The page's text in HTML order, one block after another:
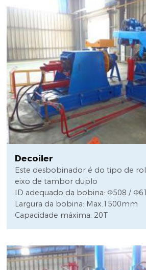
Decoiler
Este desbobinador é do tipo de
eixo de tambor duplo
ID adequado da bobina: Φ508 /
Largura da bobina: Max.1500mm
Capacidade máxima: 20T